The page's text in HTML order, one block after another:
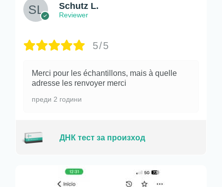
Schutz L.
Reviewer
5/5
Merci pour les échantillons, mais à quelle
adresse les renvoyer merci
преди 2 години
ДНК тест за произход